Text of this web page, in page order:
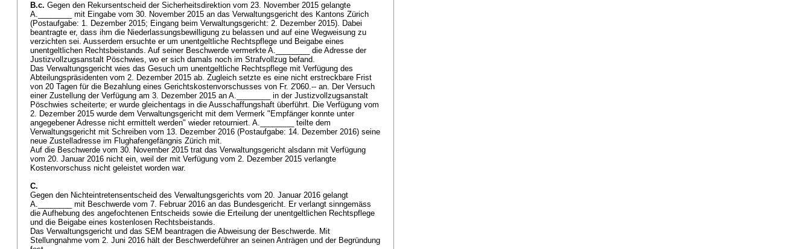
B.c. Gegen den Rekursentscheid der Sicherheitsdirektion vom 23. November 2015 gelangte
A.________ mit Eingabe vom 30. November 2015 an das Verwaltungsgericht des Kantons Zürich
(Postaufgabe: 1. Dezember 2015; Eingang beim Verwaltungsgericht: 2. Dezember 2015). Dabei
beantragte er, dass ihm die Niederlassungsbewilligung zu belassen und auf eine Wegweisung zu
verzichten sei. Ausserdem ersuchte er um unentgeltliche Rechtspflege und Beigabe eines
unentgeltlichen Rechtsbeistands. Auf seiner Beschwerde vermerkte A.________ die Adresse der
Justizvollzugsanstalt Pöschwies, wo er sich damals noch im Strafvollzug befand.
Das Verwaltungsgericht wies das Gesuch um unentgeltliche Rechtspflege mit Verfügung des
Abteilungspräsidenten vom 2. Dezember 2015 ab. Zugleich setzte es eine nicht erstreckbare Frist
von 20 Tagen für die Bezahlung eines Gerichtskostenvorschusses von Fr. 2'060.-- an. Der Versuch
einer Zustellung der Verfügung am 3. Dezember 2015 an A.________ in der Justizvollzugsanstalt
Pöschwies scheiterte; er wurde gleichentags in die Ausschaffungshaft überführt. Die Verfügung vom
2. Dezember 2015 wurde dem Verwaltungsgericht mit dem Vermerk "Empfänger konnte unter
angegebener Adresse nicht ermittelt werden" wieder retourniert. A.________ teilte dem
Verwaltungsgericht mit Schreiben vom 13. Dezember 2016 (Postaufgabe: 14. Dezember 2016) seine
neue Zustelladresse im Flughafengefängnis Zürich mit.
Auf die Beschwerde vom 30. November 2015 trat das Verwaltungsgericht alsdann mit Verfügung
vom 20. Januar 2016 nicht ein, weil der mit Verfügung vom 2. Dezember 2015 verlangte
Kostenvorschuss nicht geleistet worden war.
C.
Gegen den Nichteintretensentscheid des Verwaltungsgerichts vom 20. Januar 2016 gelangt
A.________ mit Beschwerde vom 7. Februar 2016 an das Bundesgericht. Er verlangt sinngemäss
die Aufhebung des angefochtenen Entscheids sowie die Erteilung der unentgeltlichen Rechtspflege
und die Beigabe eines kostenlosen Rechtsbeistands.
Das Verwaltungsgericht und das SEM beantragen die Abweisung der Beschwerde. Mit
Stellungnahme vom 2. Juni 2016 hält der Beschwerdeführer an seinen Anträgen und der Begründung